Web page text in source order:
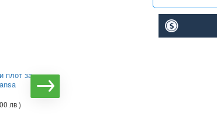
плот за
лв )